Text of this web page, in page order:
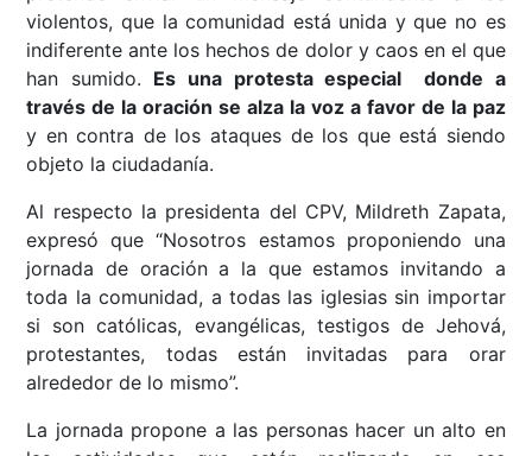
violentos, que la comunidad está unida y que no es
indiferente ante los hechos de dolor y caos en el que
han sumido. Es una protesta especial donde a
través de la oración se alza la voz a favor de la paz
y en contra de los ataques de los que está siendo
objeto la ciudadanía.
Al respecto la presidenta del CPV, Mildreth Zapata,
expresó que “Nosotros estamos proponiendo una
jornada de oración a la que estamos invitando a
toda la comunidad, a todas las iglesias sin importar
si son católicas, evangélicas, testigos de Jehová,
protestantes, todas están invitadas para orar
alrededor de lo mismo”.
La jornada propone a las personas hacer un alto en